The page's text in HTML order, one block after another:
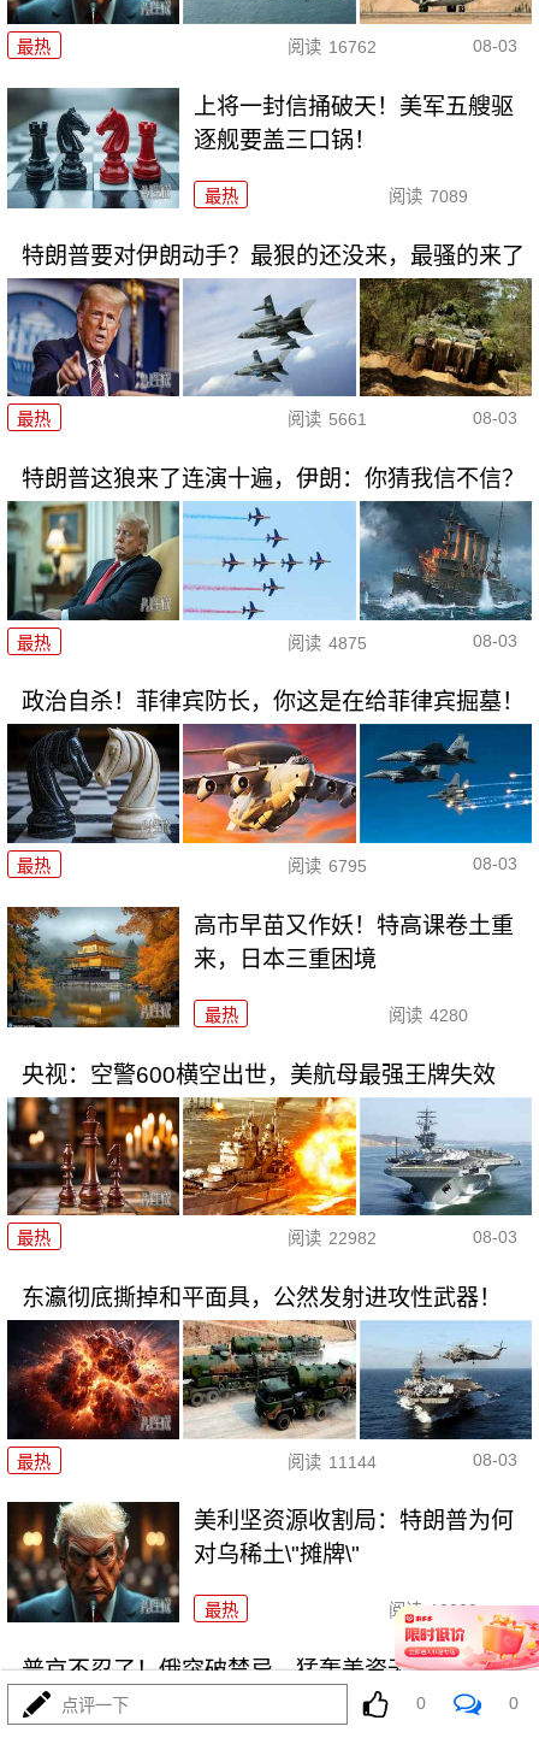
最热 阅读 16762 08-03
上将一封信捅破天！美军五艘驱
逐舰要盖三口锅！
最热 阅读 7089
特朗普要对伊朗动手？最狠的还没来，最骚的来了
最热 阅读 5661 08-03
特朗普这狼来了连演十遍，伊朗：你猜我信不信？
最热 阅读 4875 08-03
政治自杀！菲律宾防长，你这是在给菲律宾掘墓！
最热 阅读 6795 08-03
高市早苗又作妖！特高课卷土重
来，日本三重困境
最热 阅读 4280
央视：空警600横空出世，美航母最强王牌失效
最热 阅读 22982 08-03
东瀛彻底撕掉和平面具，公然发射进攻性武器！
最热 阅读 11144 08-03
美利坚资源收割局：特朗普为何
对乌稀土\"摊牌\"
最热 阅读 10233
普京不忍了！俄突破禁忌，猛轰美资无人机工厂
点评一下 0 0